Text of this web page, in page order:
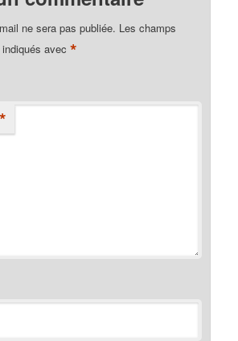
ne sera pas publiée. Les champs
indiqués avec*
*